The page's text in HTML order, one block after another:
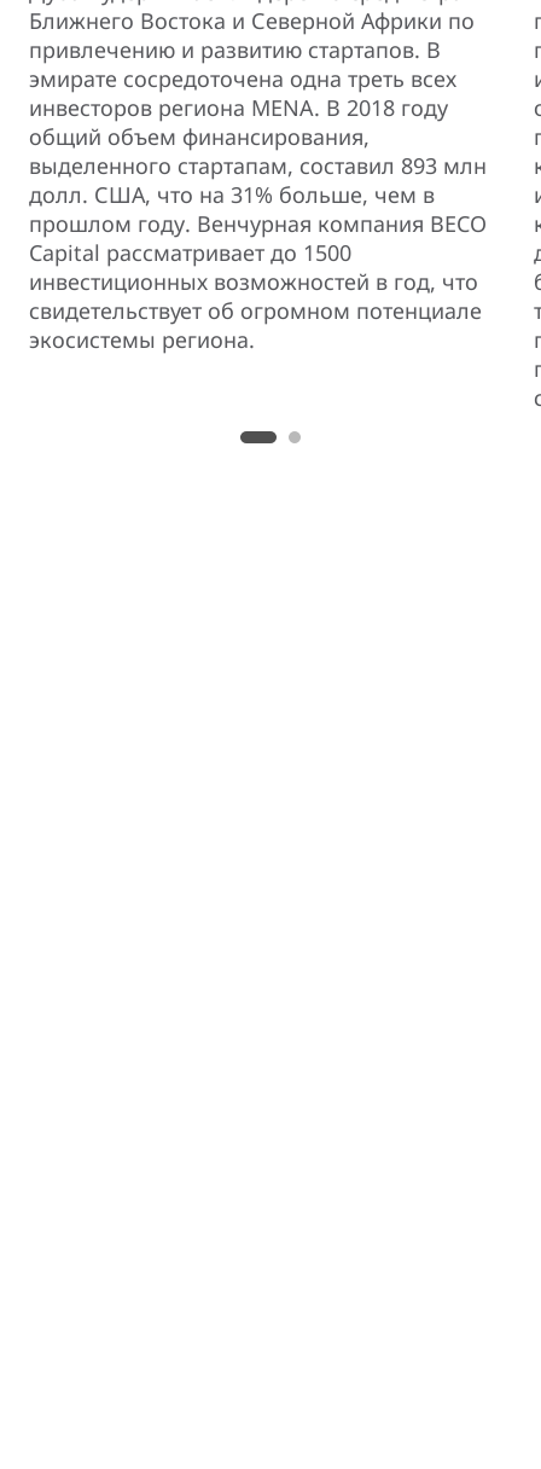
Ближнего Востока и Северной Африки по
привлечению и развитию стартапов. В
эмирате сосредоточена одна треть всех
инвесторов региона MENA. В 2018 году
общий объем финансирования,
выделенного стартапам, составил 893 млн
долл. США, что на 31% больше, чем в
прошлом году. Венчурная компания BECO
Capital рассматривает до 1500
инвестиционных возможностей в год, что
свидетельствует об огромном потенциале
экосистемы региона.